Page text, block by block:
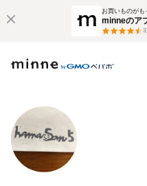
お買いものがも
minneのア
3